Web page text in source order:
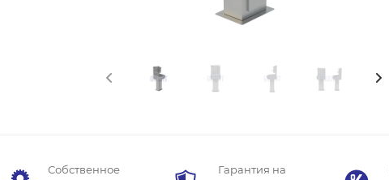
Собственное
Гарантия на